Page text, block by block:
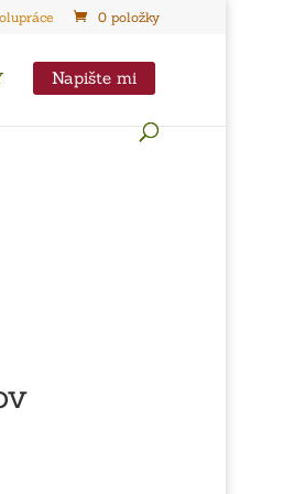
0 položky
Napište mi